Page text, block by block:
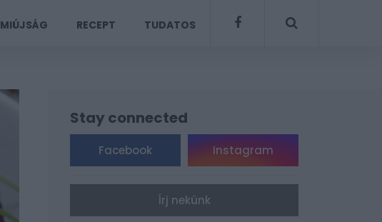
MIÚJSÁG RECEPT TUDATOS
Stay connected
Facebook Instagram
Írj nekünk